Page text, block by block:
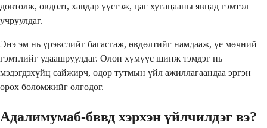
довтолж, өвдөлт, хавдар үүсгэж, цаг хугацааны явцад гэмтэл
учруулдаг.
Энэ эм нь үрэвслийг багасгаж, өвдөлтийг намдааж, үе мөчний
гэмтлийг удаашруулдаг. Олон хүмүүс шинж тэмдэг нь
мэдэгдэхүйц сайжирч, өдөр тутмын үйл ажиллагаандаа эргэн
орох боломжийг олгодог.
Адалимумаб-бввд хэрхэн үйлчилдэг вэ?